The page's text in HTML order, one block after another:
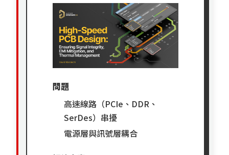
問題
高速線路（PCIe、DDR、
SerDes）串擾
電源層與訊號層耦合